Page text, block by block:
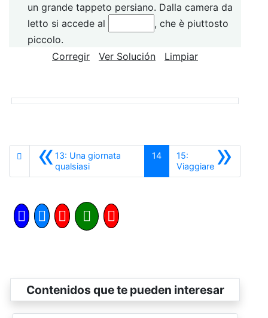
un grande tappeto persiano. Dalla camera da
letto si accede al
, che è piuttosto
piccolo.
Corregir
Ver Solución Limpiar
«13: Una giornata
qualsiasiAnterior
14 »
15:
ViaggiareSiguiente
Contenidos que te pueden interesar